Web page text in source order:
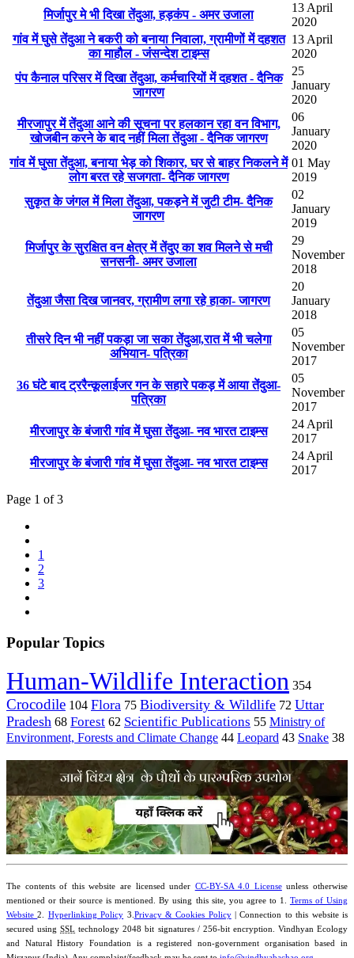
मिर्जापुर मे भी दिखा तेंदुआ, हड़कंप - अमर उजाला
13 April
2020
गांव में घुसे तेंदुआ ने बकरी को बनाया निवाला, ग्रामीणों में दहशत
का माहौल - जंसन्देश टाइम्स
13 April
2020
पंप कैनाल परिसर में दिखा तेंदुआ, कर्मचारियों में दहशत - दैनिक
जागरण
25
January
2020
मीरजापुर में तेंदुआ आने की सूचना पर हलकान रहा वन विभाग,
खोजबीन करने के बाद नहीं मिला तेंदुआ - दैनिक जागरण
06
January
2020
गांव में घुसा तेंदुआ, बनाया भेड़ को शिकार, घर से बाहर निकलने में
लोग बरत रहे सजगता- दैनिक जागरण
01 May
2019
सुकृत के जंगल में मिला तेंदुआ, पकड़ने में जुटी टीम- दैनिक
जागरण
02
January
2019
मिर्जापुर के सुरक्षित वन क्षेत्र में तेंदुए का शव मिलने से मची
सनसनी- अमर उजाला
29
November
2018
तेंदुआ जैसा दिख जानवर, ग्रामीण लगा रहे हाका- जागरण
20
January
2018
तीसरे दिन भी नहीं पकड़ा जा सका तेंदुआ,रात में भी चलेगा
अभियान- पत्रिका
05
November
2017
36 घंटे बाद ट्ररैन्कूलाईजर गन के सहारे पकड़ में आया तेंदुआ-
पत्रिका
05
November
2017
मीरजापुर के बंजारी गांव में घुसा तेंदुआ- नव भारत टाइम्स
24 April
2017
मीरजापुर के बंजारी गांव में घुसा तेंदुआ- नव भारत टाइम्स
24 April
2017
Page 1 of 3
1
2
3
Popular Topics
Human-Wildlife Interaction 354
Crocodile 104 Flora 75 Biodiversity & Wildlife 72 Uttar
Pradesh 68 Forest 62 Scientific Publications 55 Ministry of
Environment, Forests and Climate Change 44 Leopard 43 Snake 38
The contents of this website are licensed under CC-BY-SA 4.0 Licenseunless otherwise
mentioned or their source is mentioned. By using this site, you agree to 1. Terms of Using
Website2. Hyperlinking Policy 3.Privacy & Cookies Policy| Connection to this website is
secured usingSSL technology 2048 bit signatures / 256-bit encryption. Vindhyan Ecology
and Natural History Foundation is a registered non-government organisation based in